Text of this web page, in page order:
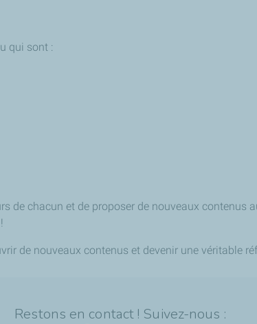
qui sont :
de chacun et de proposer de nouveaux contenus
de nouveaux contenus et devenir une véritable
Restons en contact ! Suivez-nous :